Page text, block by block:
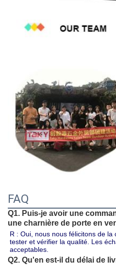
FAQ
Q1. Puis-je avoir une
une charnière de porte en
R : Oui, nous nous félicitons de
tester et vérifier la qualité. Les
acceptables.
Q2. Qu'en est-il du délai de